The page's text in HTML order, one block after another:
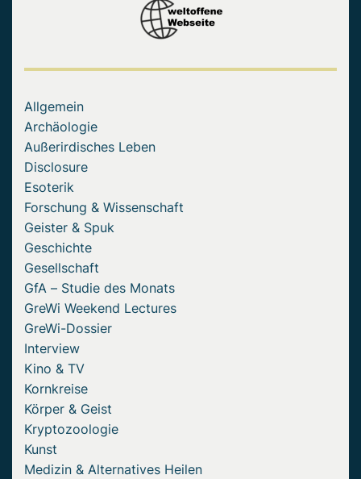
Allgemein
Archäologie
Außerirdisches Leben
Disclosure
Esoterik
Forschung & Wissenschaft
Geister & Spuk
Geschichte
Gesellschaft
GfA – Studie des Monats
GreWi Weekend Lectures
GreWi-Dossier
Interview
Kino & TV
Kornkreise
Körper & Geist
Kryptozoologie
Kunst
Medizin & Alternatives Heilen